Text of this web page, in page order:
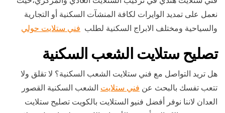
نعمل على تمديد الوايرات لكافة المنشآت السكنية أو التجارية
والسياحية ومختلف الابراج السكنية لطلب فني ستلايت حولي
تصليح ستلايت الشعب السكنية
هل تريد التواصل مع فني ستلايت الشعب السكنية؟ لا تقلق ولا
تتعب تفسك بالبحث عن فني ستلايت الشعب السكنية القصور
العدان لاننا نوفر أفضل فنيو الستلايت بالكويت تصليح ستلايت